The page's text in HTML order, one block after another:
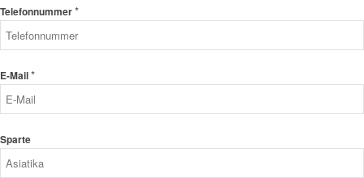
Telefonnummer*
E-Mail*
Sparte